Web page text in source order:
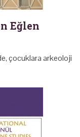
Eğlen
çocuklara arkeoloji